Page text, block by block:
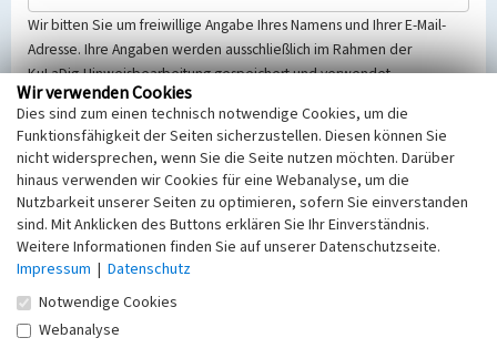
Wir bitten Sie um freiwillige Angabe Ihres Namens und Ihrer E-Mail-
Adresse. Ihre Angaben werden ausschließlich im Rahmen der
KuLaDig-Hinweisbearbeitung gespeichert und verwendet.
Selbstverständlich werden diese entsprechend der Vorschriften des
Telemediengesetzes, des Datenschutzgesetzes NRW und der seit
dem 25.05.2018 gültigen Europäischen Datenschutzgrundverordnung
(EU-DSGVO) vertraulich behandelt, beachten Sie bitte unsere
Hinweise zumDatenschutz
Nachricht
Wir verwenden Cookies
Dies sind zum einen technisch notwendige Cookies, um die
Funktionsfähigkeit der Seiten sicherzustellen. Diesen können Sie
nicht widersprechen, wenn Sie die Seite nutzen möchten. Darüber
hinaus verwenden wir Cookies für eine Webanalyse, um die
Nutzbarkeit unserer Seiten zu optimieren, sofern Sie einverstanden
sind. Mit Anklicken des Buttons erklären Sie Ihr Einverständnis.
Weitere Informationen finden Sie auf unserer Datenschutzseite.
Impressum | Datenschutz
Notwendige Cookies
Webanalyse